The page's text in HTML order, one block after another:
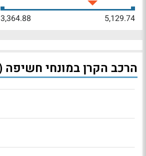
5,129.74
3,364.88
הרכב הקרן במונחי חשיפה